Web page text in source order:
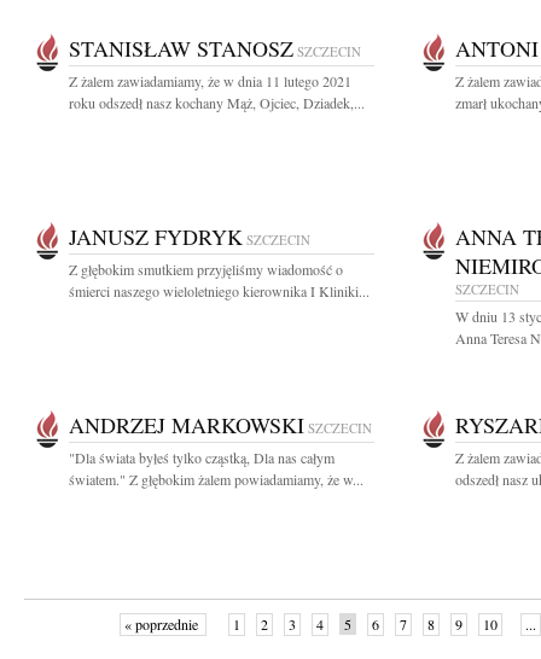
STANISŁAW STANOSZ SZCZECIN
Z żalem zawiadamiamy, że w dnia 11 lutego 2021
roku odszedł nasz kochany Mąż, Ojciec, Dziadek,...
Z żalem
zmarł
JANUSZ FYDRYK SZCZECIN
Z głębokim smutkiem przyjęliśmy wiadomość o
śmierci naszego wieloletniego kierownika I Kliniki...
ANNA
SZCZECIN
W dniu 13
Anna Teresa
ANDRZEJ MARKOWSKI SZCZECIN
"Dla świata byłeś tylko cząstką, Dla nas całym
światem." Z głębokim żalem powiadamiamy, że w...
Z żalem
odszedł nasz
« poprzednie 1 2 3 4 5 6 7 8 9 10 ...